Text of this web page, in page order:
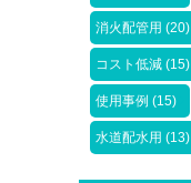
消火配管用 (20)
コスト低減 (15)
使用事例 (15)
水道配水用 (13)